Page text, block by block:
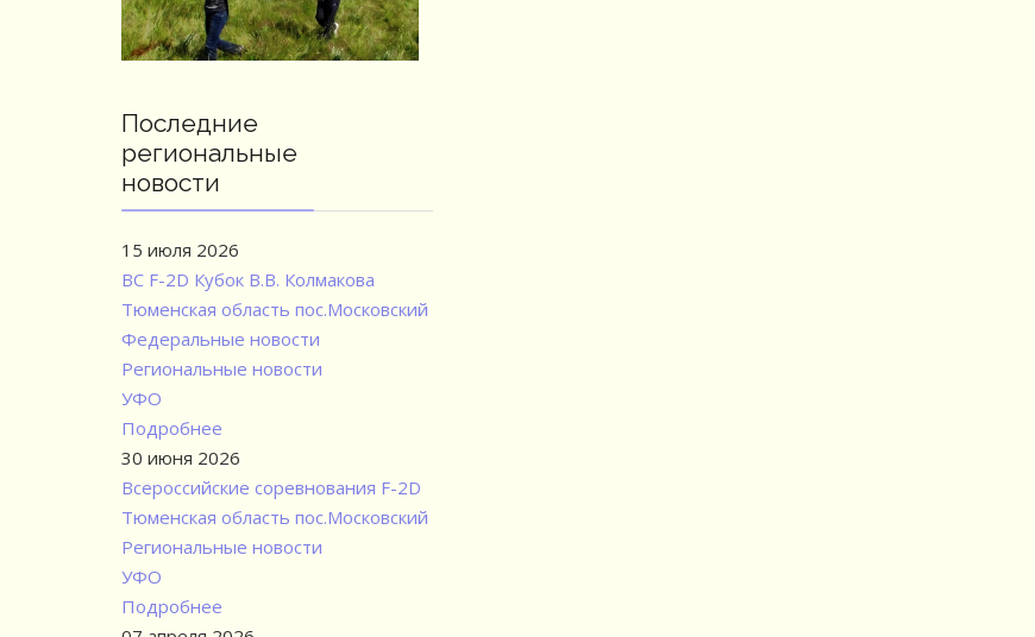
Последние
региональные
новости
15 июля 2026
ВС F-2D Кубок В.В. Колмакова
Тюменская область пос.Московский
Федеральные новости
Региональные новости
УФО
Подробнее
30 июня 2026
Всероссийские соревнования F-2D
Тюменская область пос.Московский
Региональные новости
УФО
Подробнее